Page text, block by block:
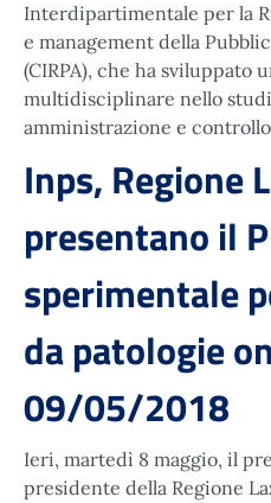
Interdipartimentale per la
e management della
(CIRPA), che ha sviluppato
multidisciplinare nello
amministrazione e
Inps, Regione
presentano il
sperimentale
da patologie
09/05/2018
Ieri, martedì 8 maggio, il
presidente della Regione